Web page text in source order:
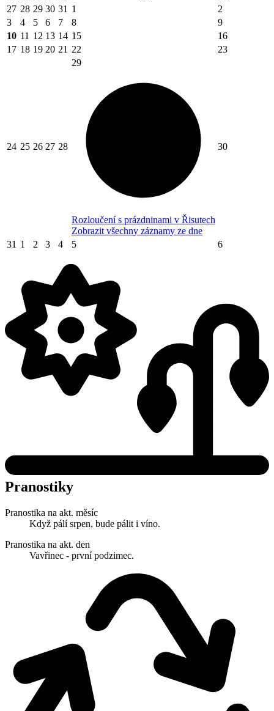
27 28 29 30 31 1
2
3
4 5 6 7 8
9
10 11 12 13 14 15
16
17 18 19 20 21 22 23
24 25 26 27 28
29
Rozloučení s prázdninami v Řisutech
Zobrazit všechny záznamy ze dne
30
31 1 2 3 4 5 6
Pranostiky
Pranostika na akt. měsíc
Když pálí srpen, bude pálit i víno.
Pranostika na akt. den
Vavřinec - první podzimec.